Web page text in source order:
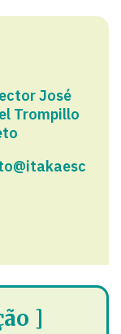
José
Trompillo
]